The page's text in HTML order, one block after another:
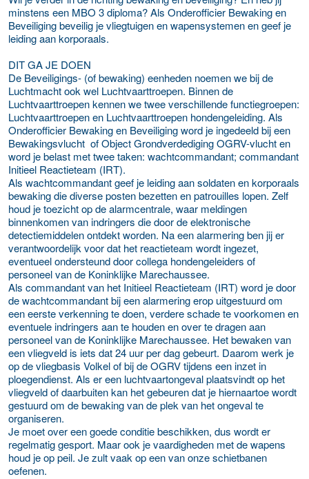
minstens een MBO 3 diploma? Als Onderofficier Bewaking en
Beveiliging beveilig je vliegtuigen en wapensystemen en geef je
leiding aan korporaals.
DIT GA JE DOEN
De Beveiligings- (of bewaking) eenheden noemen we bij de
Luchtmacht ook wel Luchtvaarttroepen. Binnen de
Luchtvaarttroepen kennen we twee verschillende functiegroepen:
Luchtvaarttroepen en Luchtvaarttroepen hondengeleiding. Als
Onderofficier Bewaking en Beveiliging word je ingedeeld bij een
Bewakingsvlucht of Object Grondverdediging OGRV-vlucht en
word je belast met twee taken: wachtcommandant; commandant
Initieel Reactieteam (IRT).
Als wachtcommandant geef je leiding aan soldaten en korporaals
bewaking die diverse posten bezetten en patrouilles lopen. Zelf
houd je toezicht op de alarmcentrale, waar meldingen
binnenkomen van indringers die door de elektronische
detectiemiddelen ontdekt worden. Na een alarmering ben jij er
verantwoordelijk voor dat het reactieteam wordt ingezet,
eventueel ondersteund door collega hondengeleiders of
personeel van de Koninklijke Marechaussee.
Als commandant van het Initieel Reactieteam (IRT) word je door
de wachtcommandant bij een alarmering erop uitgestuurd om
een eerste verkenning te doen, verdere schade te voorkomen en
eventuele indringers aan te houden en over te dragen aan
personeel van de Koninklijke Marechaussee. Het bewaken van
een vliegveld is iets dat 24 uur per dag gebeurt. Daarom werk je
op de vliegbasis Volkel of bij de OGRV tijdens een inzet in
ploegendienst. Als er een luchtvaartongeval plaatsvindt op het
vliegveld of daarbuiten kan het gebeuren dat je hiernaartoe wordt
gestuurd om de bewaking van de plek van het ongeval te
organiseren.
Je moet over een goede conditie beschikken, dus wordt er
regelmatig gesport. Maar ook je vaardigheden met de wapens
houd je op peil. Je zult vaak op een van onze schietbanen
oefenen.